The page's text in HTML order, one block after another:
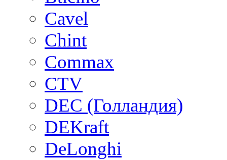
Cavel
Chint
Commax
CTV
DEC (Голландия)
DEKraft
DeLonghi